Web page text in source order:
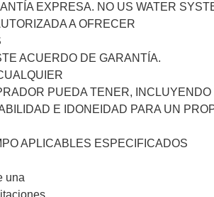
EXPRESA. NO US WATER
A OFRECER
ACUERDO DE GARANTÍA.
PUEDA TENER, INCLUYENDO
E IDONEIDAD PARA UN
APLICABLES ESPECIFICADOS
una